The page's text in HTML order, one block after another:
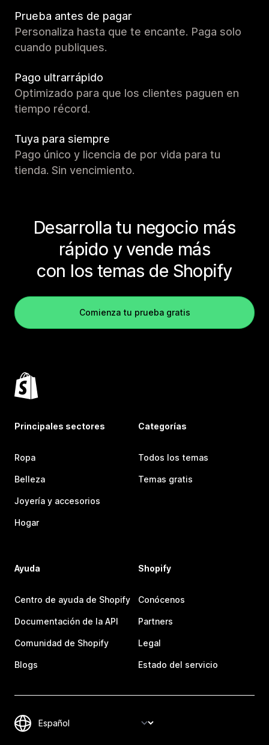
Prueba antes de pagar
Personaliza hasta que te encante. Paga solo
cuando publiques.
Pago ultrarrápido
Optimizado para que los clientes paguen en
tiempo récord.
Tuya para siempre
Pago único y licencia de por vida para tu
tienda. Sin vencimiento.
Desarrolla tu negocio más
rápido y vende más
con los temas de Shopify
Comienza tu prueba gratis
Principales sectores
Ropa
Belleza
Joyería y accesorios
Hogar
Categorías
Todos los temas
Temas gratis
Ayuda
Centro de ayuda de Shopify
Documentación de la API
Comunidad de Shopify
Blogs
Shopify
Conócenos
Partners
Legal
Estado del servicio